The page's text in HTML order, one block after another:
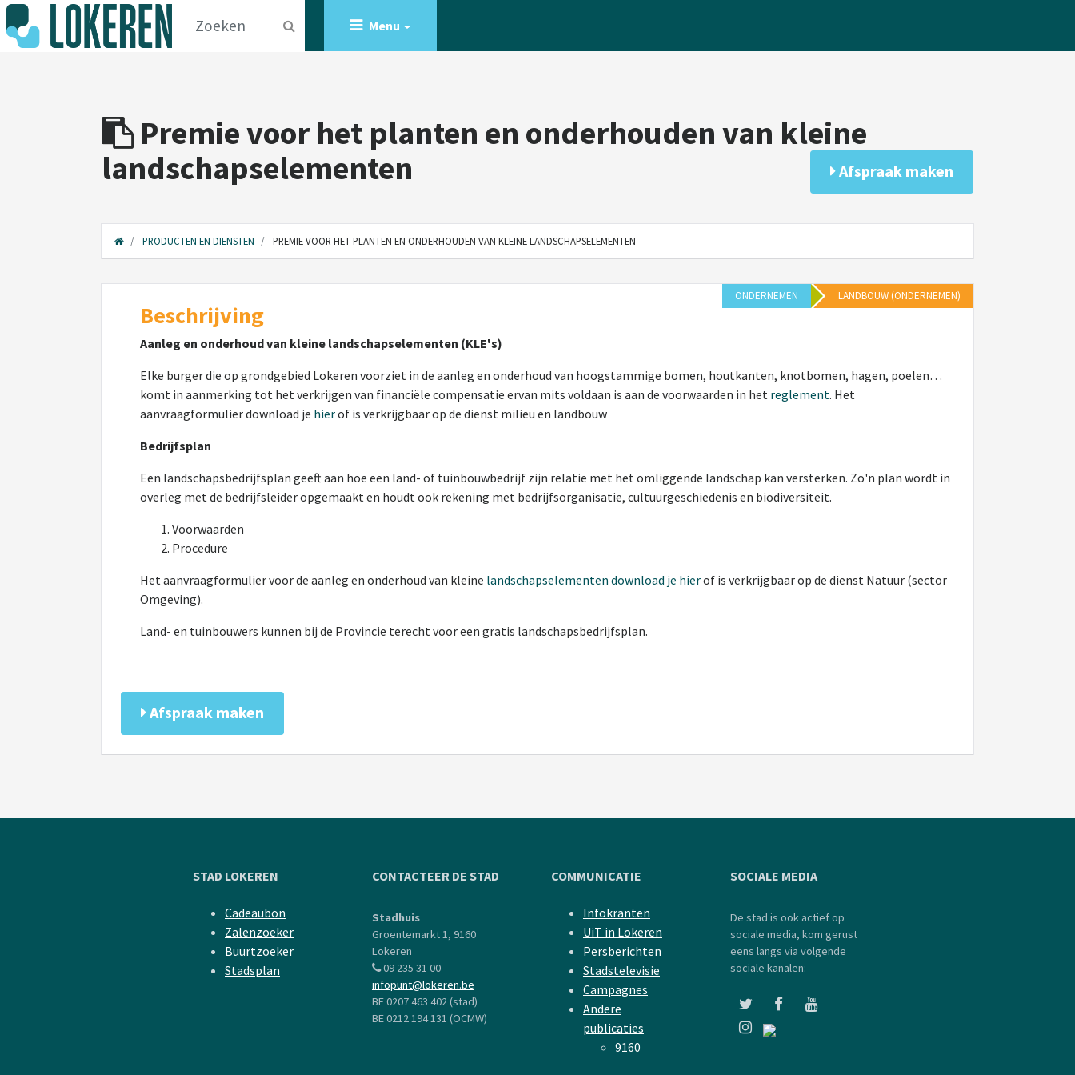
Menu
Premie voor het planten en onderhouden van kleine
landschapselementen
Afspraak maken
PRODUCTEN EN DIENSTEN PREMIE VOOR HET PLANTEN EN ONDERHOUDEN VAN KLEINE LANDSCHAPSELEMENTEN
ONDERNEMEN LANDBOUW (ONDERNEMEN)
Beschrijving
Aanleg en onderhoud van kleine landschapselementen (KLE's)
Elke burger die op grondgebied Lokeren voorziet in de aanleg en onderhoud van hoogstammige bomen, houtkanten, knotbomen, hagen, poelen…
komt in aanmerking tot het verkrijgen van financiële compensatie ervan mits voldaan is aan de voorwaarden in het reglement. Het
aanvraagformulier download je hierof is verkrijgbaar op de dienst milieu en landbouw
Bedrijfsplan
Een landschapsbedrijfsplan geeft aan hoe een land- of tuinbouwbedrijf zijn relatie met het omliggende landschap kan versterken. Zo'n plan wordt in
overleg met de bedrijfsleider opgemaakt en houdt ook rekening met bedrijfsorganisatie, cultuurgeschiedenis en biodiversiteit.
Voorwaarden
Procedure
Het aanvraagformulier voor de aanleg en onderhoud van kleine landschapselementen download je hierof is verkrijgbaar op de dienst Natuur (sector
Omgeving).
Land- en tuinbouwers kunnen bij de Provincie terecht voor een gratis landschapsbedrijfsplan.
Afspraak maken
STAD LOKEREN
Cadeaubon
Zalenzoeker
Buurtzoeker
Stadsplan
CONTACTEER DE STAD
Stadhuis
Groentemarkt 1, 9160
Lokeren
09 235 31 00
infopunt@lokeren.be
BE 0207 463 402 (stad)
BE 0212 194 131 (OCMW)
COMMUNICATIE
Infokranten
UiT in Lokeren
Persberichten
Stadstelevisie
Campagnes
Andere
publicaties
9160
SOCIALE MEDIA
De stad is ook actief op
sociale media, kom gerust
eens langs via volgende
sociale kanalen: